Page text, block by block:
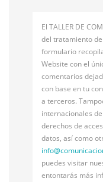
El TALLER DE
del tratamiento
formulario
Website con el
comentarios
con base en tu
a terceros.
internacionales
derechos de
datos, así como
info@
puedes visitar
entontarás más